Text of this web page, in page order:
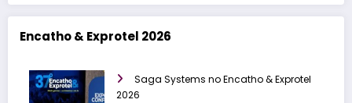
Encatho & Exprotel 2026
Saga Systems no Encatho & Exprotel
2026